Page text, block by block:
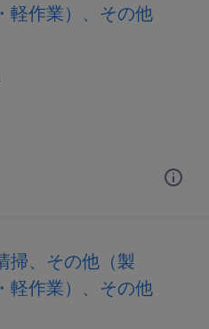
軽作業）、その他
掃、その他（製
軽作業）、その他